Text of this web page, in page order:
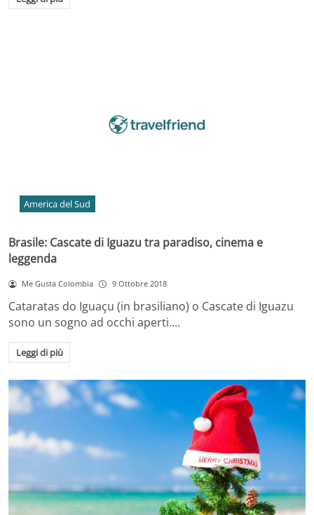
America del Sud
Brasile: Cascate di Iguazu tra paradiso, cinema e
leggenda
Me Gusta Colombia 9 Ottobre 2018
Cataratas do Iguaçu (in brasiliano) o Cascate di Iguazu
sono un sogno ad occhi aperti.…
Leggi di più